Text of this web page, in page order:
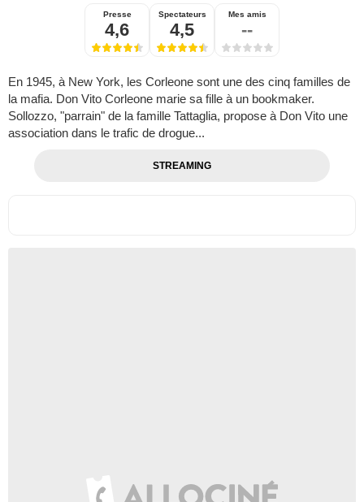
Presse
4,6
Spectateurs
4,5
Mes amis
--
En 1945, à New York, les Corleone sont une des cinq familles de
la mafia. Don Vito Corleone marie sa fille à un bookmaker.
Sollozzo, "parrain" de la famille Tattaglia, propose à Don Vito une
association dans le trafic de drogue...
STREAMING